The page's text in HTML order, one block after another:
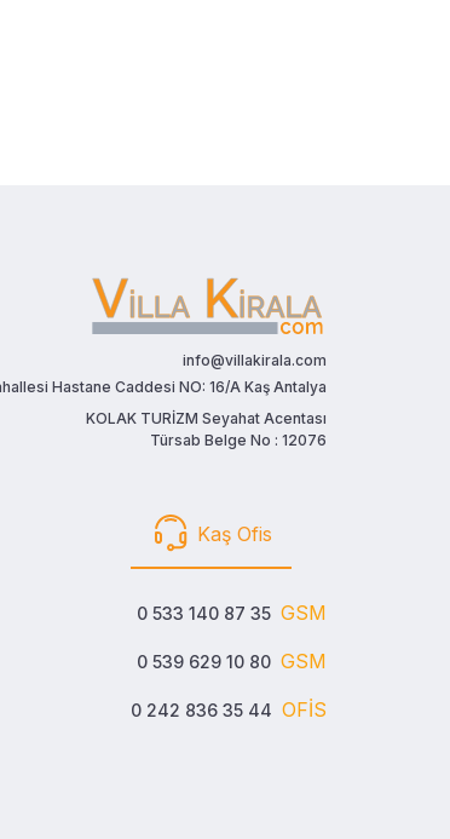
info@villakirala.com
Hastane Caddesi NO: 16/A Kaş Antalya
KOLAK TURİZM Seyahat Acentası
Türsab Belge No : 12076
Kaş Ofis
0 533 140 87 35 GSM
0 539 629 10 80 GSM
0 242 836 35 44 OFİS